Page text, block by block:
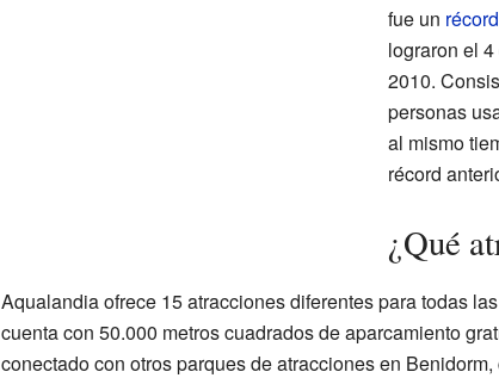
fue un
lograron el
2010.
personas
al mismo
récord
¿Qué
Aqualandia ofrece 15 atracciones diferentes para todas
cuenta con 50.000 metros cuadrados de aparcamiento
conectado con otros parques de atracciones en